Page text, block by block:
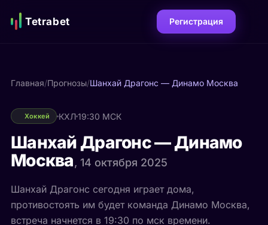
Tetrabet Регистрация
Главная/Прогнозы/Шанхай Драгонс — Динамо Москва
Хоккей КХЛ19:30 МСК
Шанхай Драгонс — Динамо
Москва, 14 октября 2025
Шанхай Драгонс сегодня играет дома,
противостоять им будет команда Динамо Москва,
встреча начнется в 19:30 по мск времени.